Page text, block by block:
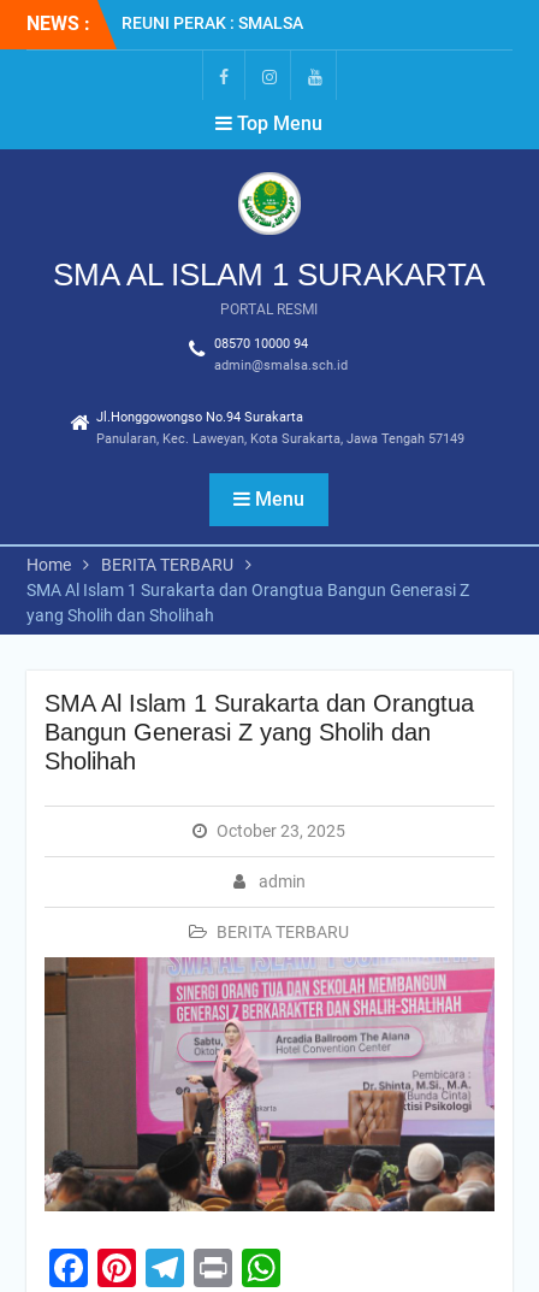
NEWS :
REUNI PERAK : SMALSA
2001
SMALSA : Terbanyak
Diterima di Jalur SNBT
MPLS RAMAH 2026
Top Menu
SMA AL ISLAM 1 SURAKARTA
PORTAL RESMI
08570 10000 94
admin@smalsa.sch.id
Jl.Honggowongso No.94 Surakarta
Panularan, Kec. Laweyan, Kota Surakarta, Jawa Tengah 57149
Menu
Home
BERITA TERBARU
SMA Al Islam 1 Surakarta dan Orangtua Bangun Generasi Z
yang Sholih dan Sholihah
SMA Al Islam 1 Surakarta dan Orangtua
Bangun Generasi Z yang Sholih dan
Sholihah
October 23, 2025
admin
BERITA TERBARU
Facebook
Pinterest
Telegram
PrintWhatsApp